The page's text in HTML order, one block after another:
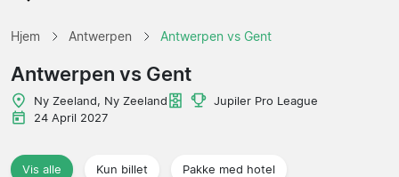
Hjem Antwerpen Antwerpen vs Gent
Antwerpen vs Gent
Ny Zeeland, Ny Zeeland
Jupiler Pro League
24 April 2027
Vis alle Kun billet Pakke med hotel